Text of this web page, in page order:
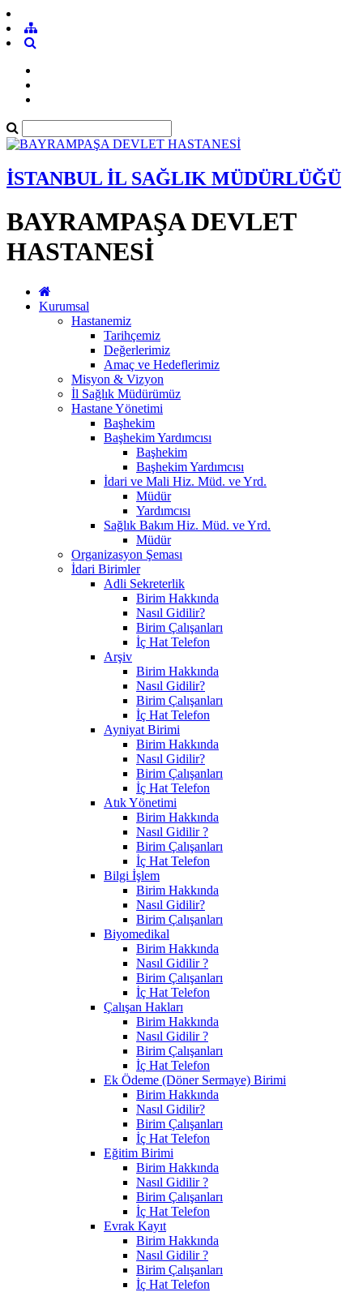
İSTANBUL İL SAĞLIK MÜDÜRLÜĞÜ
BAYRAMPAŞA DEVLET
HASTANESİ
Kurumsal
Hastanemiz
Tarihçemiz
Değerlerimiz
Amaç ve Hedeflerimiz
Misyon & Vizyon
İl Sağlık Müdürümüz
Hastane Yönetimi
Başhekim
Başhekim Yardımcısı
Başhekim
Başhekim Yardımcısı
İdari ve Mali Hiz. Müd. ve Yrd.
Müdür
Yardımcısı
Sağlık Bakım Hiz. Müd. ve Yrd.
Müdür
Organizasyon Şeması
İdari Birimler
Adli Sekreterlik
Birim Hakkında
Nasıl Gidilir?
Birim Çalışanları
İç Hat Telefon
Arşiv
Birim Hakkında
Nasıl Gidilir?
Birim Çalışanları
İç Hat Telefon
Ayniyat Birimi
Birim Hakkında
Nasıl Gidilir?
Birim Çalışanları
İç Hat Telefon
Atık Yönetimi
Birim Hakkında
Nasıl Gidilir ?
Birim Çalışanları
İç Hat Telefon
Bilgi İşlem
Birim Hakkında
Nasıl Gidilir?
Birim Çalışanları
Biyomedikal
Birim Hakkında
Nasıl Gidilir ?
Birim Çalışanları
İç Hat Telefon
Çalışan Hakları
Birim Hakkında
Nasıl Gidilir ?
Birim Çalışanları
İç Hat Telefon
Ek Ödeme (Döner Sermaye) Birimi
Birim Hakkında
Nasıl Gidilir?
Birim Çalışanları
İç Hat Telefon
Eğitim Birimi
Birim Hakkında
Nasıl Gidilir ?
Birim Çalışanları
İç Hat Telefon
Evrak Kayıt
Birim Hakkında
Nasıl Gidilir ?
Birim Çalışanları
İç Hat Telefon